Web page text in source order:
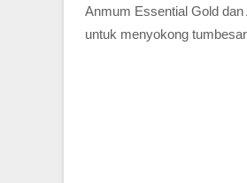
Anmum Essential Gold
untuk menyokong